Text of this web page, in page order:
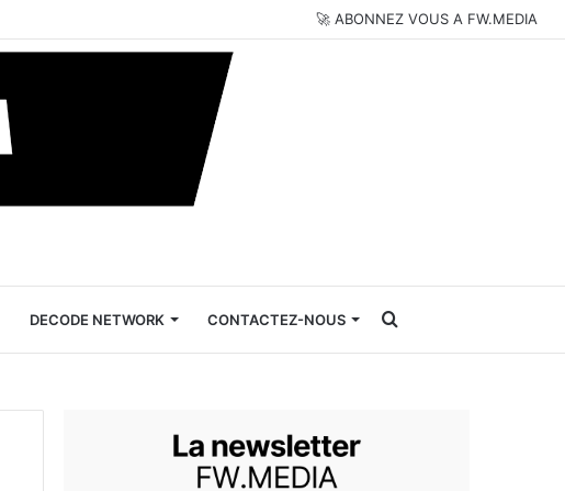
🚀 ABONNEZ VOUS A FW.MEDIA
DECODE NETWORK CONTACTEZ-NOUS Rechercher